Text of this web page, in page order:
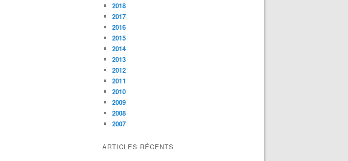
2018
2017
2016
2015
2014
2013
2012
2011
2010
2009
2008
2007
ARTICLES RÉCENTS